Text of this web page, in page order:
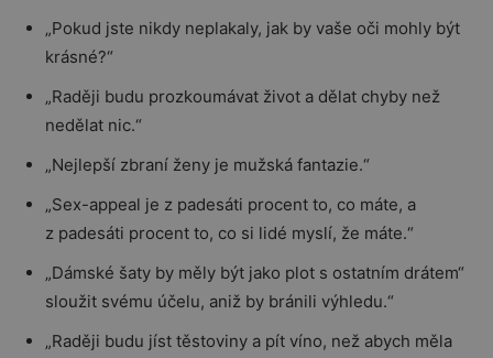
„Pokud jste nikdy neplakaly, jak by vaše oči mohly být
krásné?“
„Raději budu prozkoumávat život a dělat chyby než
nedělat nic.“
„Nejlepší zbraní ženy je mužská fantazie.“
„Sex-appeal je z padesáti procent to, co máte, a
z padesáti procent to, co si lidé myslí, že máte.“
„Dámské šaty by měly být jako plot s ostatním drátem“
sloužit svému účelu, aniž by bránili výhledu.“
„Raději budu jíst těstoviny a pít víno, než abych měla